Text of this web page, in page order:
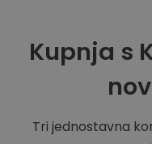
Kupnja s
Tri jednostavna